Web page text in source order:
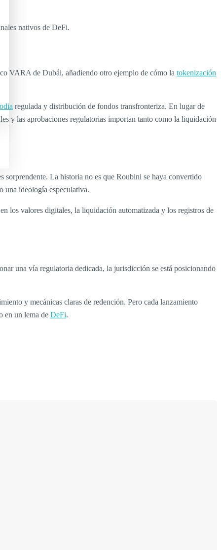
nativos de DeFi.
VARA de Dubái, añadiendo otro ejemplo de cómo la tokenización
regulada y distribución de fondos transfronteriza. En lugar de
y las aprobaciones regulatorias importan tanto como la liquidación
La historia no es que Roubini se haya convertido
una ideología especulativa.
los valores digitales, la liquidación automatizada y los registros de
una vía regulatoria dedicada, la jurisdicción se está posicionando
y mecánicas claras de redención. Pero cada lanzamiento
en un lema de DeFi.